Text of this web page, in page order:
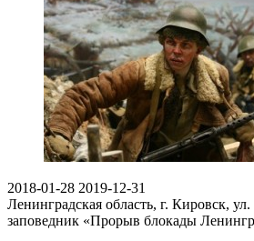
2018-01-28 2019-12-31
Ленинградская область, г. Кировск,
заповедник «Прорыв блокады